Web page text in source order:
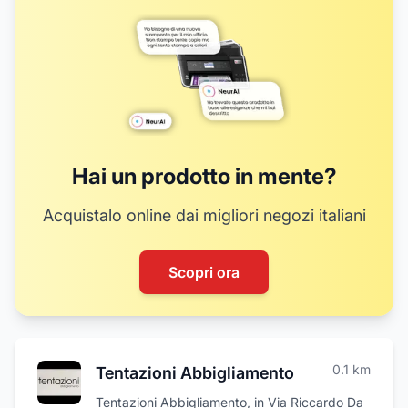
Hai un prodotto in mente?
Acquistalo online dai migliori negozi italiani
Scopri ora
Tentazioni Abbigliamento 0.1 km
Tentazioni Abbigliamento, in Via Riccardo Da